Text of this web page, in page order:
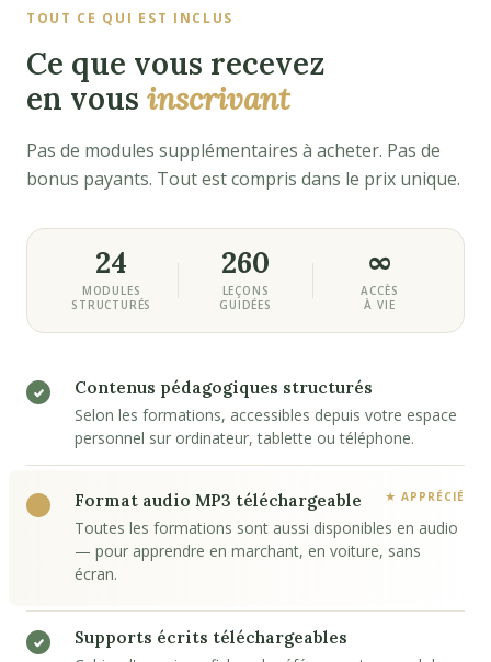
TOUT CE QUI EST INCLUS
Ce que vous recevez
en vous inscrivant
Pas de modules supplémentaires à acheter. Pas de
bonus payants. Tout est compris dans le prix unique.
24
MODULES
STRUCTURÉS
260
LEÇONS
GUIDÉES
∞
ACCÈS
À VIE
Contenus pédagogiques structurés
Selon les formations, accessibles depuis votre espace
personnel sur ordinateur, tablette ou téléphone.
Format audio MP3 téléchargeable
Toutes les formations sont aussi disponibles en audio
— pour apprendre en marchant, en voiture, sans
écran.
Supports écrits téléchargeables